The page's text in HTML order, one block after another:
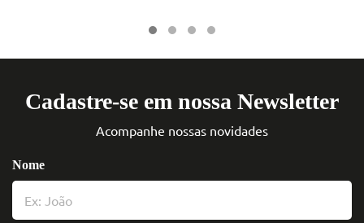
Cadastre-se em nossa Newsletter
Acompanhe nossas novidades
Nome